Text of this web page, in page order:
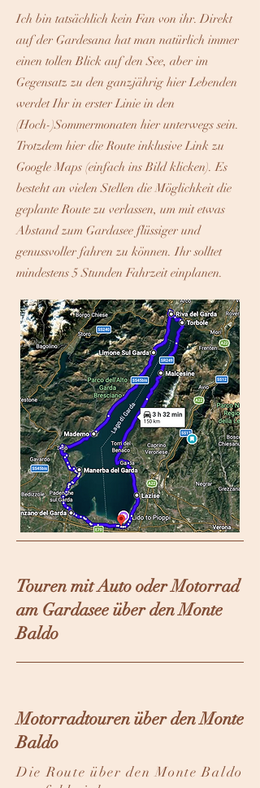
Ich bin tatsächlich kein Fan von ihr. Direkt
auf der Gardesana hat man natürlich immer
einen tollen Blick auf den See, aber im
Gegensatz zu den ganzjährig hier Lebenden
werdet Ihr in erster Linie in den
(Hoch-)Sommermonaten hier unterwegs sein.
Trotzdem hier die Route inklusive Link zu
Google Maps (einfach ins Bild klicken). Es
besteht an vielen Stellen die Möglichkeit die
geplante Route zu verlassen, um mit etwas
Abstand zum Gardasee flüssiger und
genussvoller fahren zu können. Ihr solltet
mindestens 5 Stunden Fahrzeit einplanen.
Touren mit Auto oder Motorrad
am Gardasee über den Monte
Baldo
Motorradtouren über den Monte
Baldo
Die Route über den Monte Baldo